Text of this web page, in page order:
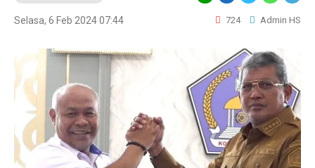
Selasa, 6 Feb 2024 07:44 724 Admin HS